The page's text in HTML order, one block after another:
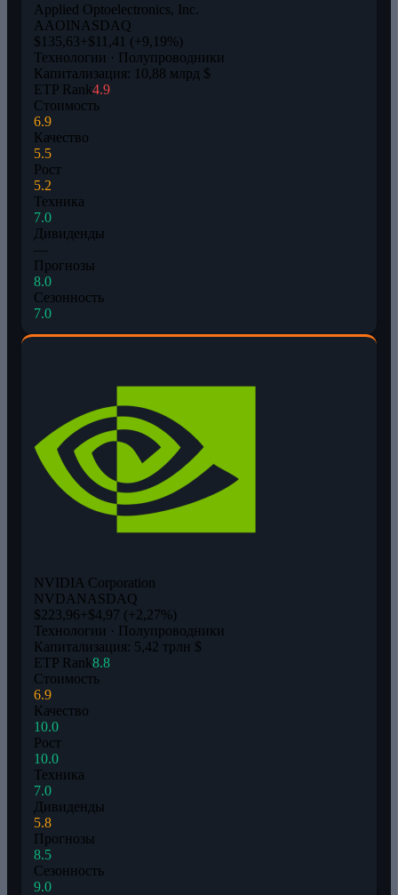
Applied Optoelectronics, Inc.
AAOINASDAQ
$135,63+$11,41 (+9,19%)
Технологии · Полупроводники
Капитализация: 10,88 млрд $
ETP Rank4.9
Стоимость
6.9
Качество
5.5
Рост
5.2
Техника
7.0
Дивиденды
—
Прогнозы
8.0
Сезонность
7.0
NVIDIA Corporation
NVDANASDAQ
$223,96+$4,97 (+2,27%)
Технологии · Полупроводники
Капитализация: 5,42 трлн $
ETP Rank8.8
Стоимость
6.9
Качество
10.0
Рост
10.0
Техника
7.0
Дивиденды
5.8
Прогнозы
8.5
Сезонность
9.0